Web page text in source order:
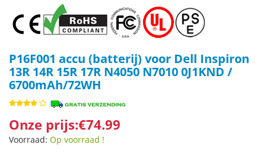
P16F001 accu (batterij) voor Dell Inspiron
13R 14R 15R 17R N4050 N7010 0J1KND /
6700mAh/72WH
Onze prijs:€74.99
Voorraad: Op voorraad !